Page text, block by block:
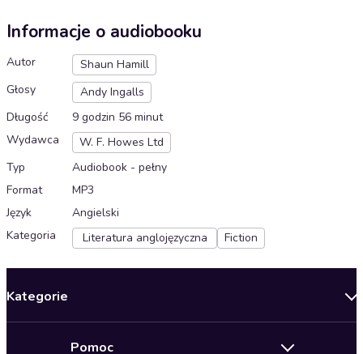
Informacje o audiobooku
Autor
Shaun Hamill
Głosy
Andy Ingalls
Długość
9 godzin 56 minut
Wydawca
W. F. Howes Ltd
Typ
Audiobook - pełny
Format
MP3
Język
Angielski
Kategoria
Literatura anglojęzyczna Fiction
Kategorie
Pomoc